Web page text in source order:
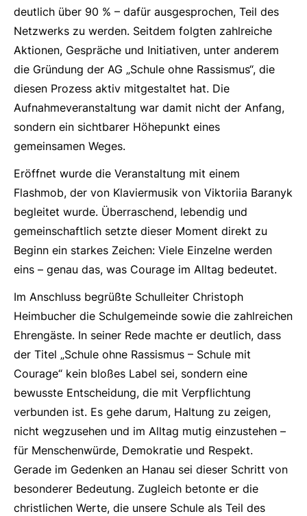
deutlich über 90 % – dafür ausgesprochen, Teil des
Netzwerks zu werden. Seitdem folgten zahlreiche
Aktionen, Gespräche und Initiativen, unter anderem
die Gründung der AG „Schule ohne Rassismus“, die
diesen Prozess aktiv mitgestaltet hat. Die
Aufnahmeveranstaltung war damit nicht der Anfang,
sondern ein sichtbarer Höhepunkt eines
gemeinsamen Weges.
Eröffnet wurde die Veranstaltung mit einem
Flashmob, der von Klaviermusik von Viktoriia Baranyk
begleitet wurde. Überraschend, lebendig und
gemeinschaftlich setzte dieser Moment direkt zu
Beginn ein starkes Zeichen: Viele Einzelne werden
eins – genau das, was Courage im Alltag bedeutet.
Im Anschluss begrüßte Schulleiter Christoph
Heimbucher die Schulgemeinde sowie die zahlreichen
Ehrengäste. In seiner Rede machte er deutlich, dass
der Titel „Schule ohne Rassismus – Schule mit
Courage“ kein bloßes Label sei, sondern eine
bewusste Entscheidung, die mit Verpflichtung
verbunden ist. Es gehe darum, Haltung zu zeigen,
nicht wegzusehen und im Alltag mutig einzustehen –
für Menschenwürde, Demokratie und Respekt.
Gerade im Gedenken an Hanau sei dieser Schritt von
besonderer Bedeutung. Zugleich betonte er die
christlichen Werte, die unsere Schule als Teil des